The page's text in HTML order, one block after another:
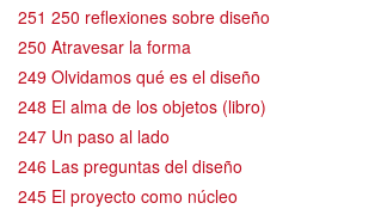
251 250 reflexiones sobre diseño
250 Atravesar la forma
249 Olvidamos qué es el diseño
248 El alma de los objetos (libro)
247 Un paso al lado
246 Las preguntas del diseño
245 El proyecto como núcleo